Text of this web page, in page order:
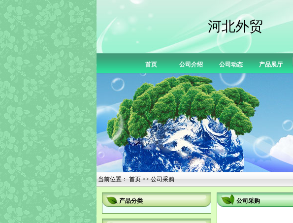
河北外贸
首页 公司介绍 公司动态 产品展厅
当前位置： 首页 >> 公司采购
产品分类 公司采购